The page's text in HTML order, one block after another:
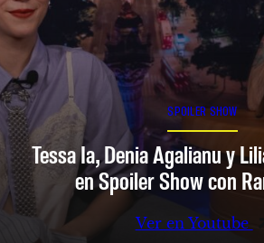
SPOILER SHOW
Tessa Ia, Denia Agalianu y
en Spoiler Show con
Ver en Youtube